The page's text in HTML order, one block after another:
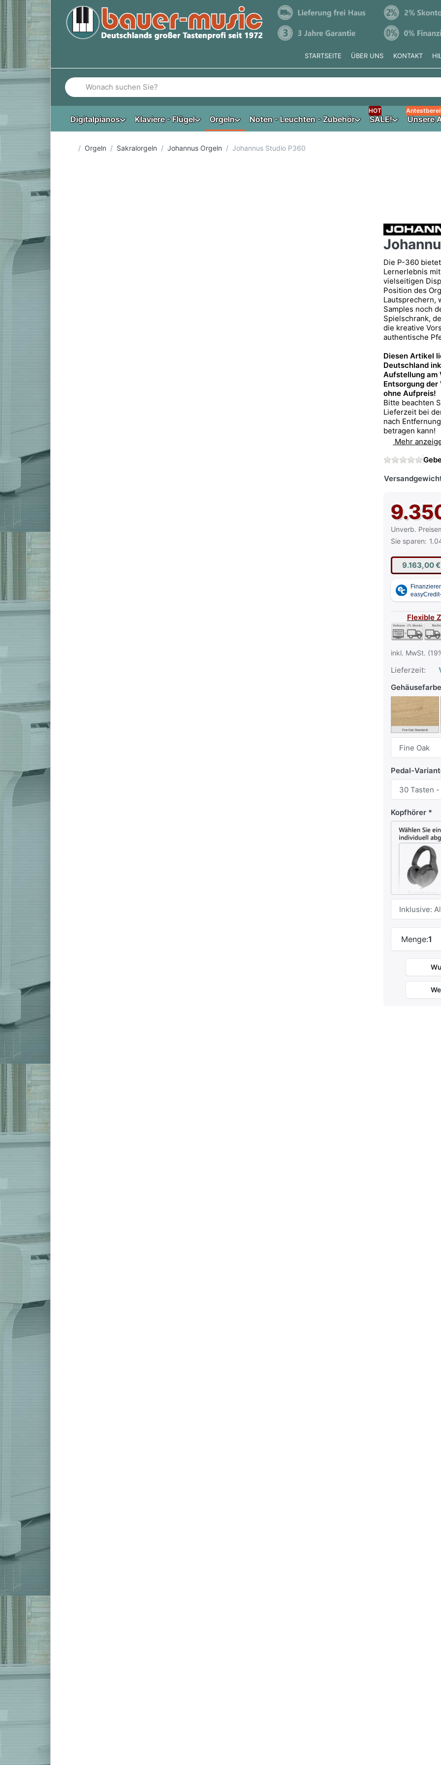
STARTSEITE ÜBER UNS KONTAKT
Geben Sie einen Suchbegriff ein. Während Sie tippen, erscheinen automatisch erste Ergebnisse. Drücken
Digitalpianos Klaviere - Flügel Orgeln Noten - Leuchten - Zubehör SALE!
HOT
Unsere
Startseite
Orgeln Sakralorgeln Johannus Orgeln Johannus Studio P360
Die P-360
Lernerlebnis
vielseitigen
Position des
Lautsprechern,
Samples noch
Spielschrank,
die kreative
authentische
Diesen Artikel
Deutschland
Aufstellung am
Entsorgung
ohne Aufpreis!
Bitte beachten
Lieferzeit bei
nach
betragen kann!
Mehr
Unverb.
Die UVP ist
Sie sparen:
9.163,00 €
Flexible
inkl. MwSt.
Lieferzeit:
Gehäusefarbe
Pedal-
Kopfhörer
Eigenschaft
Menge:1